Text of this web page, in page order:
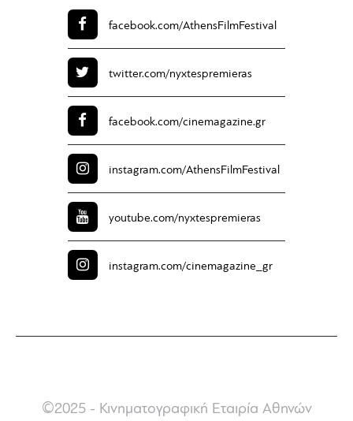
facebook.com/AthensFilmFestival
twitter.com/nyxtespremieras
facebook.com/cinemagazine.gr
instagram.com/AthensFilmFestival
youtube.com/nyxtespremieras
instagram.com/cinemagazine_gr
©2025 - Κινηματογραφική Εταιρία Αθηνών